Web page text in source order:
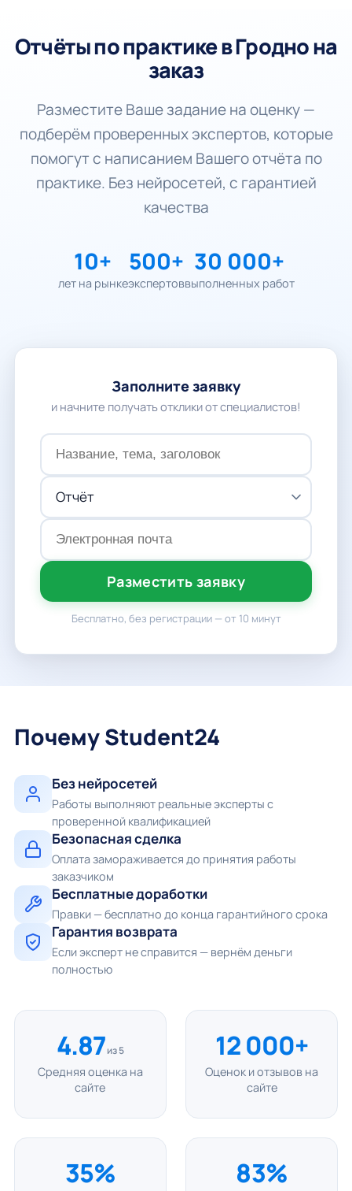
Отчёты по практике в Гродно на
заказ
Разместите Ваше задание на оценку —
подберём проверенных экспертов, которые
помогут с написанием Вашего отчёта по
практике. Без нейросетей, с гарантией
качества
10+
лет на рынке
500+
экспертов
30 000+
выполненных работ
Заполните заявку
и начните получать отклики от специалистов!
Разместить заявку
Бесплатно, без регистрации — от 10 минут
Почему Student24
Без нейросетей
Работы выполняют реальные эксперты с
проверенной квалификацией
Безопасная сделка
Оплата замораживается до принятия работы
заказчиком
Бесплатные доработки
Правки — бесплатно до конца гарантийного срока
Гарантия возврата
Если эксперт не справится — вернём деньги
полностью
4.87из 5
Средняя оценка на
сайте
12 000+
Оценок и отзывов на
сайте
35% 83%